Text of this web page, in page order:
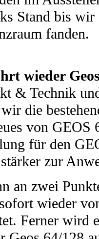
Stand bis wir
fanden.
wieder
& Technik
die
von GEOS
für den
zur
an zwei
wieder
Ferner wird